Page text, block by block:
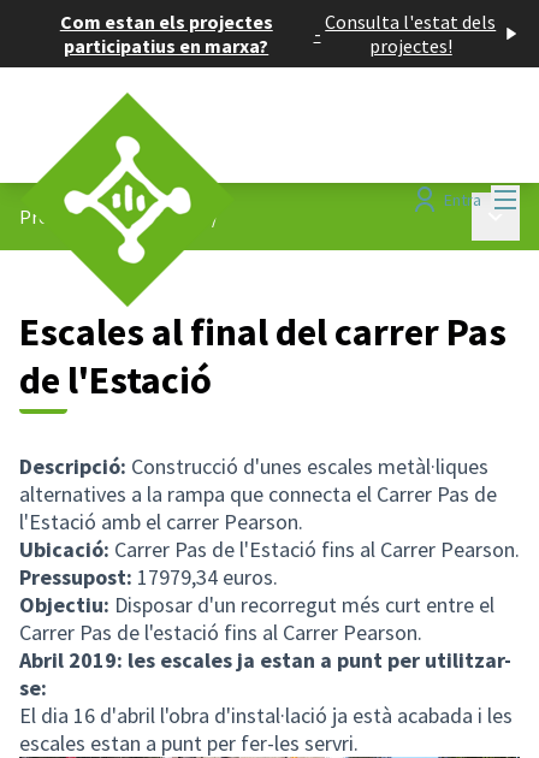
Com estan els projectes
participatius en marxa?
- Consulta l'estat dels
projectes!
Entra
Projectes participatius /
Escales al final del carrer Pas
de l'Estació
Descripció: Construcció d'unes escales metàl·liques
alternatives a la rampa que connecta el Carrer Pas de
l'Estació amb el carrer Pearson.
Ubicació: Carrer Pas de l'Estació fins al Carrer Pearson.
Pressupost: 17979,34 euros.
Objectiu: Disposar d'un recorregut més curt entre el
Carrer Pas de l'estació fins al Carrer Pearson.
Abril 2019: les escales ja estan a punt per utilitzar-
se:
El dia 16 d'abril l'obra d'instal·lació ja està acabada i les
escales estan a punt per fer-les servri.